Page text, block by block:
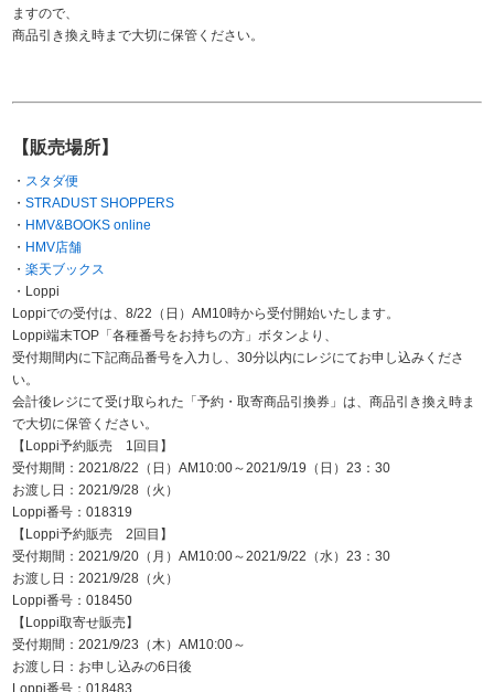
ますので、
商品引き換え時まで大切に保管ください。
【販売場所】
・ スタダ便
・STRADUST SHOPPERS
・ HMV&BOOKS online
・ HMV店舗
・楽天ブックス
・Loppi
Loppiでの受付は、8/22（日）AM10時から受付開始いたします。
Loppi端末TOP「各種番号をお持ちの方」ボタンより、
受付期間内に下記商品番号を入力し、30分以内にレジにてお申し込みくださ
い。
会計後レジにて受け取られた「予約・取寄商品引換券」は、商品引き換え時ま
で大切に保管ください。
【Loppi予約販売 1回目】
受付期間：2021/8/22（日）AM10:00～2021/9/19（日）23：30
お渡し日：2021/9/28（火）
Loppi番号：018319
【Loppi予約販売 2回目】
受付期間：2021/9/20（月）AM10:00～2021/9/22（水）23：30
お渡し日：2021/9/28（火）
Loppi番号：018450
【Loppi取寄せ販売】
受付期間：2021/9/23（木）AM10:00～
お渡し日：お申し込みの6日後
Loppi番号：018483